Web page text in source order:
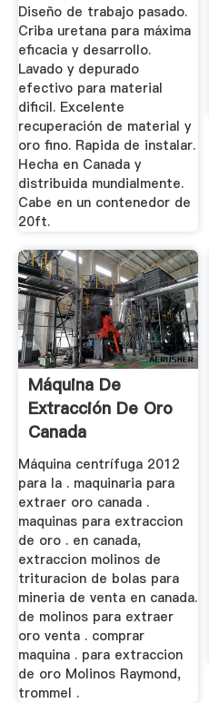
Diseño de trabajo pasado.
Criba uretana para máxima
eficacia y desarrollo.
Lavado y depurado
efectivo para material
dificil. Excelente
recuperación de material y
oro fino. Rapida de instalar.
Hecha en Canada y
distribuida mundialmente.
Cabe en un contenedor de
20ft.
Máquina De
Extracción De Oro
Canada
Máquina centrífuga 2012
para la . maquinaria para
extraer oro canada .
maquinas para extraccion
de oro . en canada,
extraccion molinos de
trituracion de bolas para
mineria de venta en canada.
de molinos para extraer
oro venta . comprar
maquina . para extraccion
de oro Molinos Raymond,
trommel .